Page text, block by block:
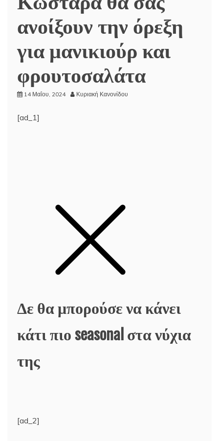
ανοίξουν την όρεξη
για μανικιούρ και
φρουτοσαλάτα
14 Μαΐου, 2024 Κυριακή Κανονίδου
[ad_1]
Δε θα μπορούσε να κάνει
κάτι πιο seasonal στα νύχια
της
[ad_2]